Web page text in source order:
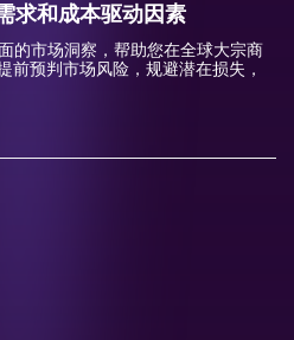
求和成本驱动因素
的市场洞察，帮助您在全球大宗商
前预判市场风险，规避潜在损失，